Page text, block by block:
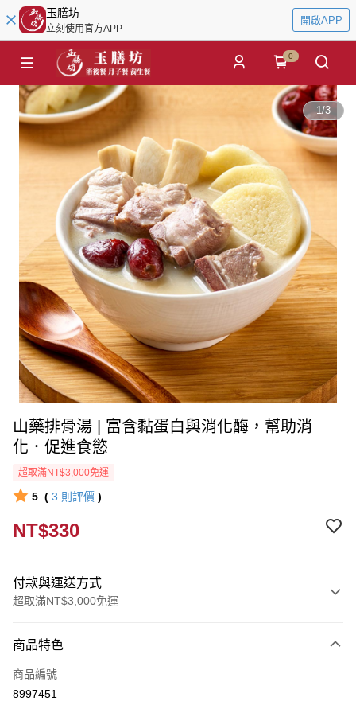
玉膳坊
立刻使用官方APP
開啟APP
0
1/3
山藥排骨湯 | 富含黏蛋白與消化酶，幫助消
化．促進食慾
超取滿NT$3,000免運
5 ( 3 則評價 )
NT$330
付款與運送方式
超取滿NT$3,000免運
信用卡一次付款
信用卡分期付款
商品特色
商品編號
8997451